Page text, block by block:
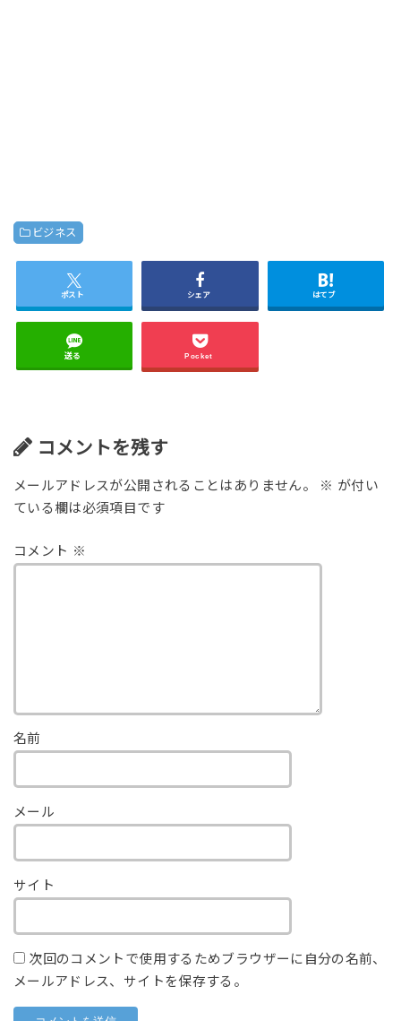
ビジネス
ポスト シェア はてブ
送る Pocket
コメントを残す
メールアドレスが公開されることはありません。 ※ が付い
ている欄は必須項目です
コメント ※
名前
メール
サイト
次回のコメントで使用するためブラウザーに自分の名前、
メールアドレス、サイトを保存する。